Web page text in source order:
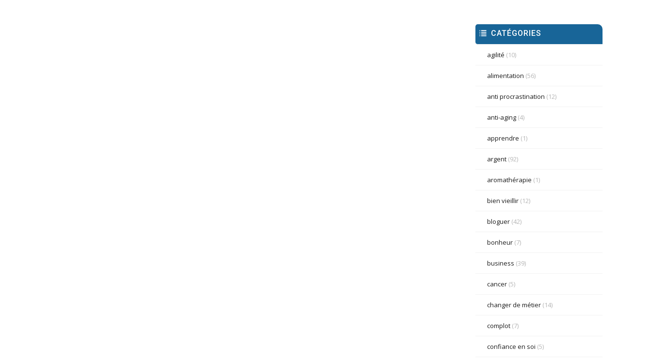
CATÉGORIES
agilité (10)
alimentation (56)
anti procrastination (12)
anti-aging(4)
apprendre (1)
argent(92)
aromathérapie (1)
bien vieillir(12)
bloguer(42)
bonheur(7)
business (39)
cancer(5)
changer de métier(14)
complot(7)
confiance en soi (5)